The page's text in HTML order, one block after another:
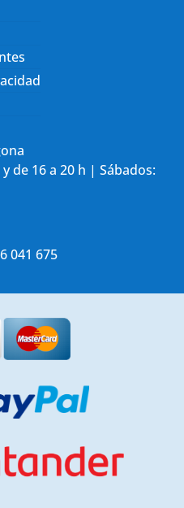
de 16 a 20 h | Sábados:
041 675